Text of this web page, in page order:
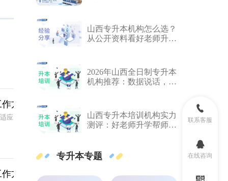
联系客服
在线咨询
方案
应
方案
山西专升本机构怎么选？
从公开资料看好老师升学
2026年山西全日制专升本
机构推荐：数据说话，哪
山西专升本培训机构实力
测评：好老师升学帮师
专升本专题